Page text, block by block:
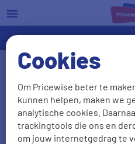
Cookies
Om Pricewise beter te
kunnen helpen, maken we
analytische cookies.
trackingtools die ons en
om jouw internetgedrag te
overstappers
We waarderen het als
van ons vinden. Het liefst